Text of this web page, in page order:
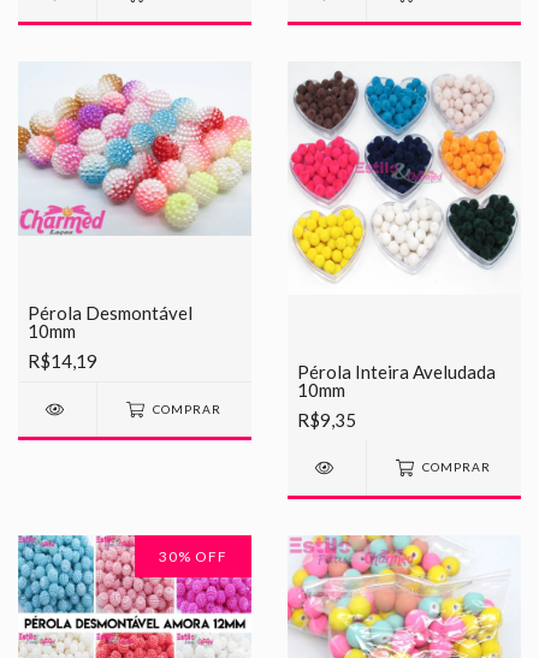
Pérola Desmontável
10mm
R$14,19
COMPRAR
Pérola Inteira Aveludada
10mm
R$9,35
COMPRAR
30% OFF